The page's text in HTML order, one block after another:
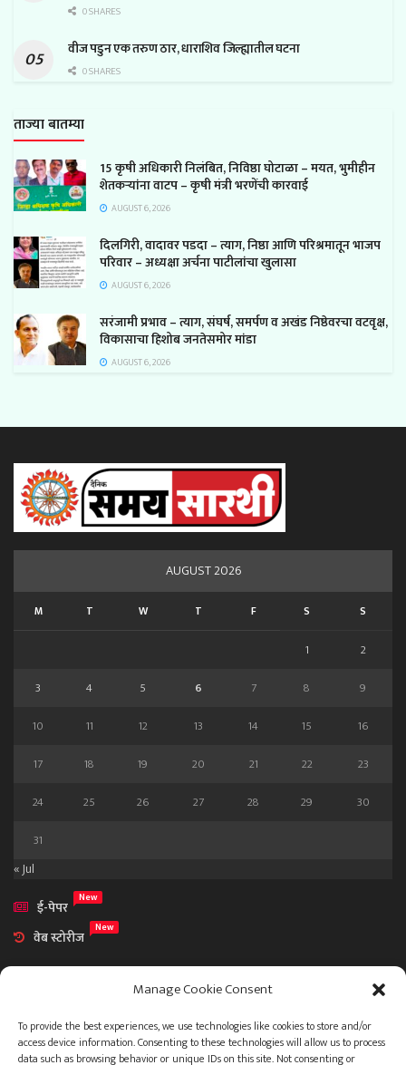
Manage Cookie Consent
To provide the best experiences, we use technologies like cookies to store and/or
access device information. Consenting to these technologies will allow us to process
data such as browsing behavior or unique IDs on this site. Not consenting or
0 SHARES
वीज पडुन एक तरुण ठार, धाराशिव जिल्ह्यातील घटना
0 SHARES
ताज्या बातम्या
15 कृषी अधिकारी निलंबित, निविष्ठा घोटाळा – मयत, भुमीहीन
शेतकऱ्यांना वाटप – कृषी मंत्री भरणेंची कारवाई
AUGUST 6, 2026
दिलगिरी, वादावर पडदा – त्याग, निष्ठा आणि परिश्रमातून भाजप
परिवार – अध्यक्षा अर्चना पाटीलांचा खुलासा
AUGUST 6, 2026
सरंजामी प्रभाव – त्याग, संघर्ष, समर्पण व अखंड निष्ठेवरचा वटवृक्ष,
विकासाचा हिशोब जनतेसमोर मांडा
AUGUST 6, 2026
AUGUST 2026
M T W T F S S
1
2
3
4 5 6 7 8
9
10
11 12 13 14 15
16
17
18 19 20 21 22
23
24
25 26 27 28 29
30
31
« Jul
ई-पेपर
New
वेब स्टोरीज New
आमच्या विषयी